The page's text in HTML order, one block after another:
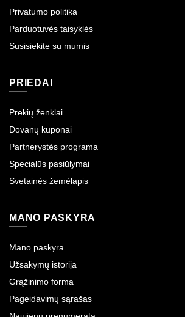
Privatumo politika
Parduotuvės taisyklės
Susisiekite su mumis
PRIEDAI
Prekių ženklai
Dovanų kuponai
Partnerystės programa
Specialūs pasiūlymai
Svetainės žemėlapis
MANO PASKYRA
Mano paskyra
Užsakymų istorija
Grąžinimo forma
Pageidavimų sąrašas